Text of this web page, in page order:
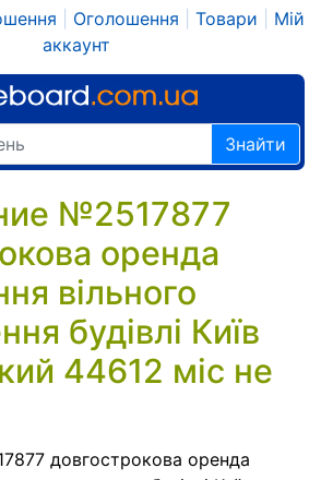
Оголошення Товари
Мій
аккаунт
Знайти
№2517877
оренда
вільного
будівлі Київ
44612 міс не
довгострокова оренда